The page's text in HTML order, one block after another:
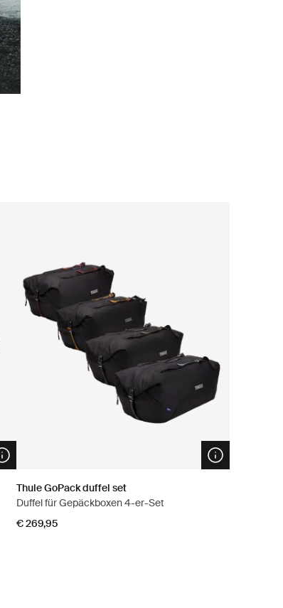
Open info modal Open info modal
Thule GoPack duffel set
Duffel für Gepäckboxen 4-er-Set
€ 269,95